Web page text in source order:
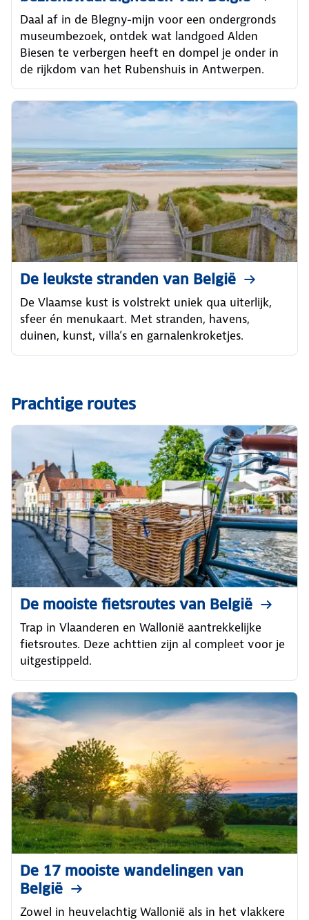
Daal af in de Blegny-mijn voor een ondergronds
museumbezoek, ontdek wat landgoed Alden
Biesen te verbergen heeft en dompel je onder in
de rijkdom van het Rubenshuis in Antwerpen.
De leukste stranden van België
De Vlaamse kust is volstrekt uniek qua uiterlijk,
sfeer én menukaart. Met stranden, havens,
duinen, kunst, villa’s en garnalenkroketjes.
Prachtige routes
De mooiste fietsroutes van België
Trap in Vlaanderen en Wallonië aantrekkelijke
fietsroutes. Deze achttien zijn al compleet voor je
uitgestippeld.
De 17 mooiste wandelingen van
België
Zowel in heuvelachtig Wallonië als in het vlakkere